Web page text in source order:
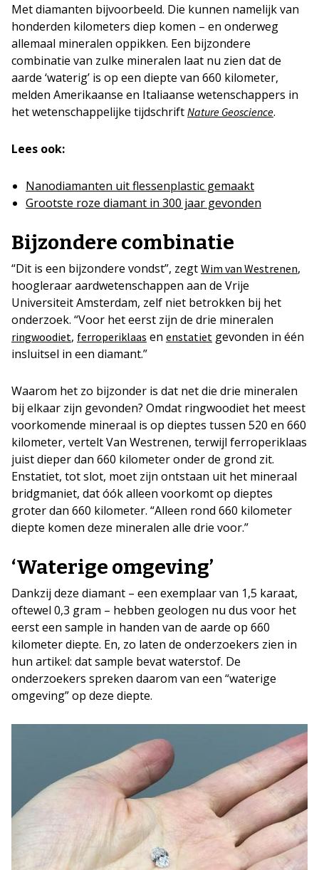
Met diamanten bijvoorbeeld. Die kunnen namelijk van
honderden kilometers diep komen – en onderweg
allemaal mineralen oppikken. Een bijzondere
combinatie van zulke mineralen laat nu zien dat de
aarde ‘waterig’ is op een diepte van 660 kilometer,
melden Amerikaanse en Italiaanse wetenschappers in
het wetenschappelijke tijdschrift Nature Geoscience.
Lees ook:
Nanodiamanten uit flessenplastic gemaakt
Grootste roze diamant in 300 jaar gevonden
Bijzondere combinatie
“Dit is een bijzondere vondst”, zegt Wim van Westrenen,
hoogleraar aardwetenschappen aan de Vrije
Universiteit Amsterdam, zelf niet betrokken bij het
onderzoek. “Voor het eerst zijn de drie mineralen
ringwoodiet, ferroperiklaas en enstatiet gevonden in één
insluitsel in een diamant.”
Waarom het zo bijzonder is dat net die drie mineralen
bij elkaar zijn gevonden? Omdat ringwoodiet het meest
voorkomende mineraal is op dieptes tussen 520 en 660
kilometer, vertelt Van Westrenen, terwijl ferroperiklaas
juist dieper dan 660 kilometer onder de grond zit.
Enstatiet, tot slot, moet zijn ontstaan uit het mineraal
bridgmaniet, dat óók alleen voorkomt op dieptes
groter dan 660 kilometer. “Alleen rond 660 kilometer
diepte komen deze mineralen alle drie voor.”
‘Waterige omgeving’
Dankzij deze diamant – een exemplaar van 1,5 karaat,
oftewel 0,3 gram – hebben geologen nu dus voor het
eerst een sample in handen van de aarde op 660
kilometer diepte. En, zo laten de onderzoekers zien in
hun artikel: dat sample bevat waterstof. De
onderzoekers spreken daarom van een “waterige
omgeving” op deze diepte.